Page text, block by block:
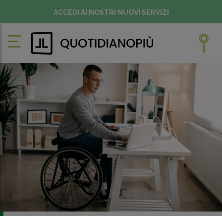
ACCEDI AI NOSTRI NUOVI SERVIZI